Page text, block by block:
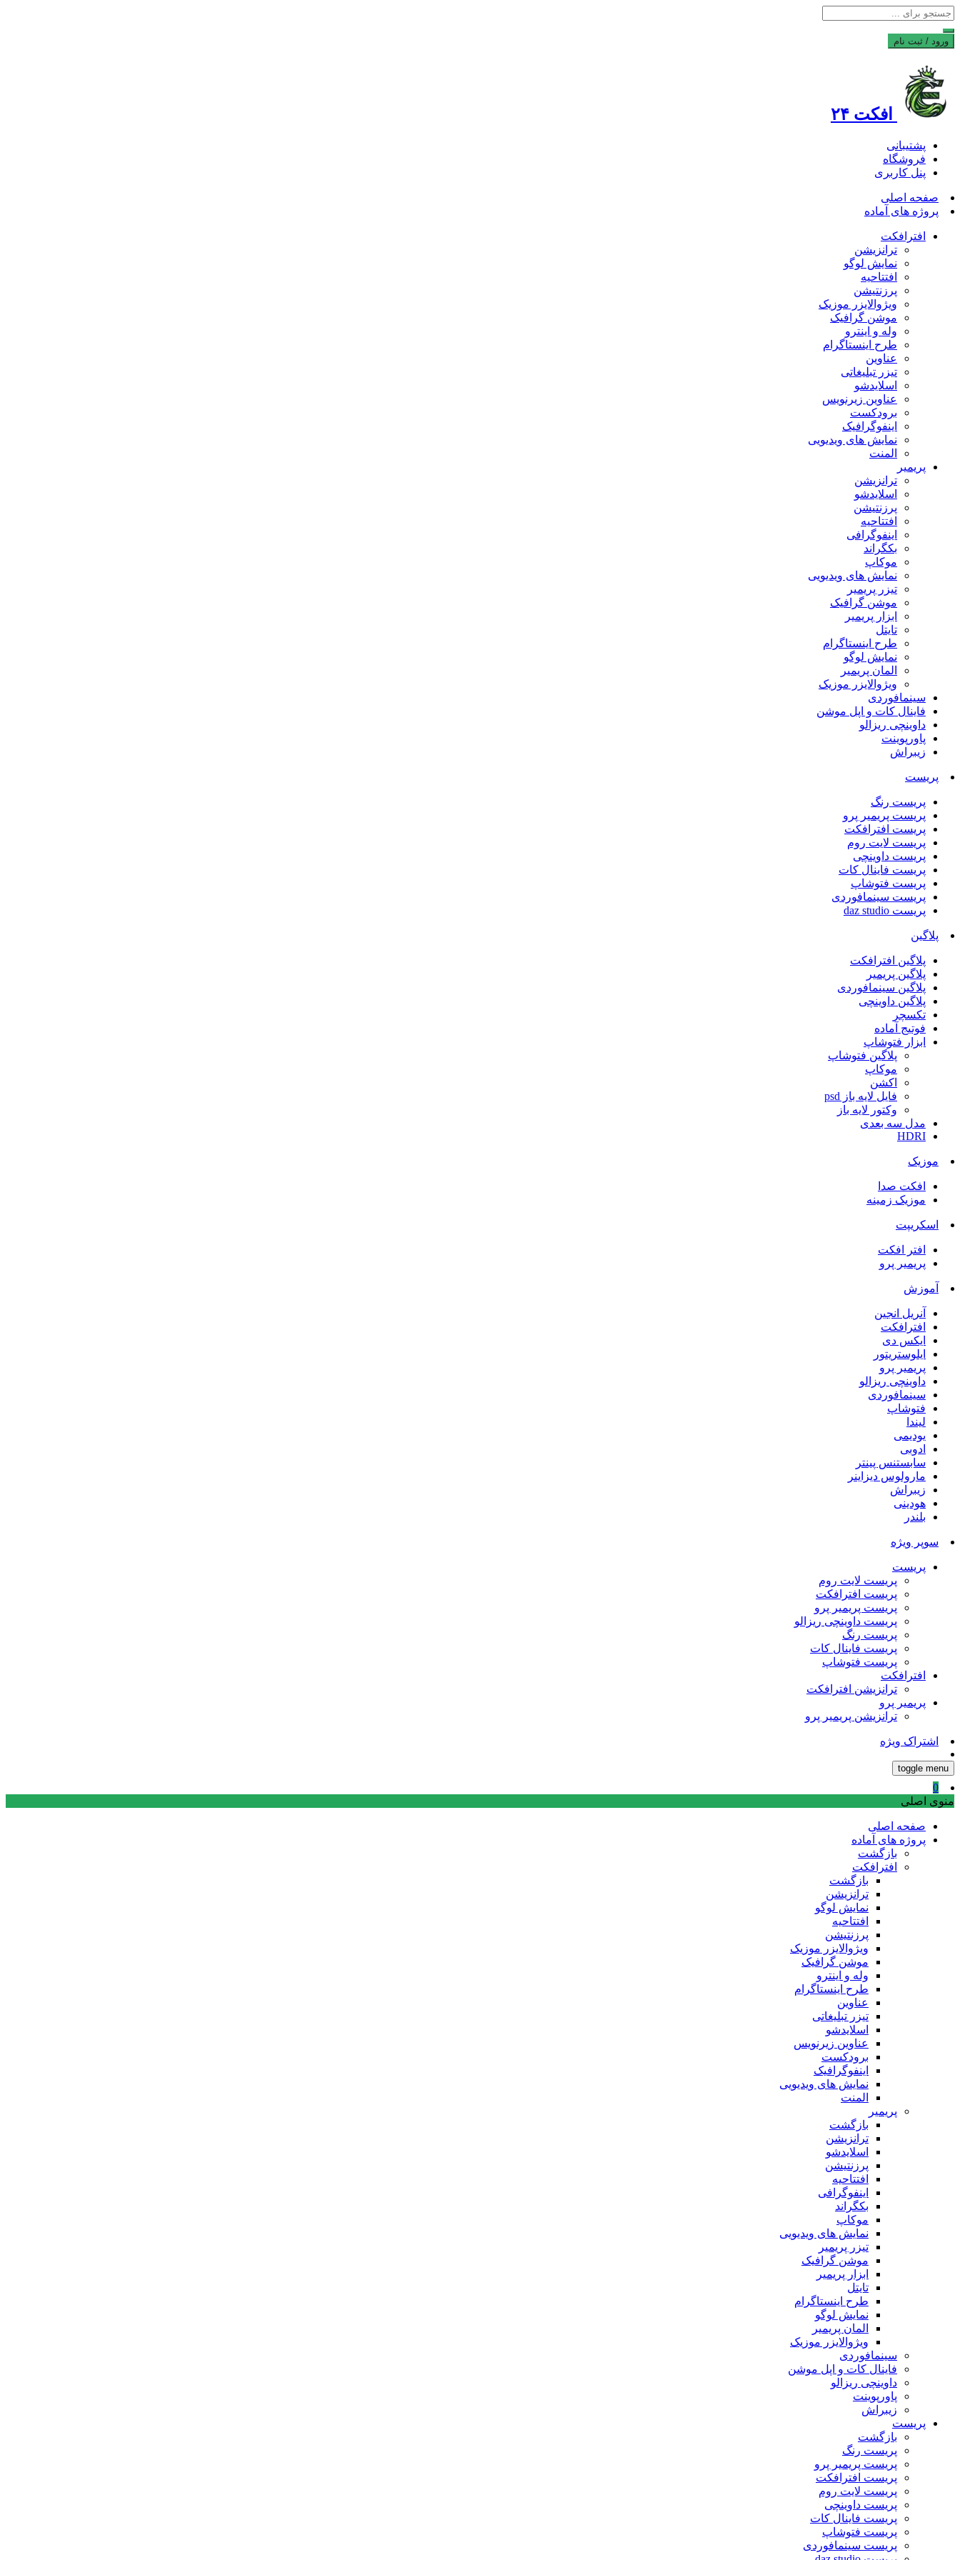
ورود / ثبت نام
افکت ۲۴
پشتیبانی
فروشگاه
پنل کاربری
صفحه اصلی
پروژه های آماده
افترافکت
ترانزیشن
نمایش لوگو
افتتاحیه
پرزنتیشن
ویژوالایزر موزیک
موشن گرافیک
وله و اینترو
طرح اینستاگرام
عناوین
تیزر تبلیغاتی
اسلایدشو
عناوین زیرنویس
برودکست
اینفوگرافیک
نمایش های ویدیویی
المنت
پریمیر
ترانزیشن
اسلایدشو
پرزنتیشن
افتتاحیه
اینفوگرافی
بکگراند
موکاپ
نمایش های ویدیویی
تیزر پریمیر
موشن گرافیک
ابزار پریمیر
تایتل
طرح اینستاگرام
نمایش لوگو
المان پریمیر
ویژوالایزر موزیک
سینمافوردی
فاینال کات و اپل موشن
داوینچی ریزالو
پاورپوینت
زیبراش
پریست
پریست رنگ
پریست پریمیر پرو
پریست افترافکت
پریست لایت روم
پریست داوینچی
پریست فاینال کات
پریست فتوشاپ
پریست سینمافوردی
پریست daz studio
پلاگین
پلاگین افترافکت
پلاگین پریمیر
پلاگین سینمافوردی
پلاگین داوینچی
تکسچر
فوتیج آماده
ابزار فتوشاپ
پلاگین فتوشاپ
موکاپ
اکشن
فایل لایه باز psd
وکتور لایه باز
مدل سه بعدی
HDRI
موزیک
افکت صدا
موزیک زمینه
اسکریپت
افتر افکت
پریمیر پرو
آموزش
آنریل انجین
افترافکت
ایکس دی
ایلوستریتور
پریمیر پرو
داوینچی ریزالو
سینمافوردی
فتوشاپ
لیندا
یودیمی
ادوبی
سابستنس پینتر
مارولوس دیزاینر
زیبراش
هودینی
بلندر
سوپر ویژه
پریست
پریست لایت روم
پریست افترافکت
پریست پریمیر پرو
پریست داوینچی ریزالو
پریست رنگ
پریست فاینال کات
پریست فتوشاپ
افترافکت
ترانزیشن افترافکت
پریمیر پرو
ترانزیشن پریمیر پرو
اشتراک ویژه
toggle menu
0
منوی اصلی
صفحه اصلی
پروژه های آماده
بازگشت
افترافکت
بازگشت
ترانزیشن
نمایش لوگو
افتتاحیه
پرزنتیشن
ویژوالایزر موزیک
موشن گرافیک
وله و اینترو
طرح اینستاگرام
عناوین
تیزر تبلیغاتی
اسلایدشو
عناوین زیرنویس
برودکست
اینفوگرافیک
نمایش های ویدیویی
المنت
پریمیر
بازگشت
ترانزیشن
اسلایدشو
پرزنتیشن
افتتاحیه
اینفوگرافی
بکگراند
موکاپ
نمایش های ویدیویی
تیزر پریمیر
موشن گرافیک
ابزار پریمیر
تایتل
طرح اینستاگرام
نمایش لوگو
المان پریمیر
ویژوالایزر موزیک
سینمافوردی
فاینال کات و اپل موشن
داوینچی ریزالو
پاورپوینت
زیبراش
پریست
بازگشت
پریست رنگ
پریست پریمیر پرو
پریست افترافکت
پریست لایت روم
پریست داوینچی
پریست فاینال کات
پریست فتوشاپ
پریست سینمافوردی